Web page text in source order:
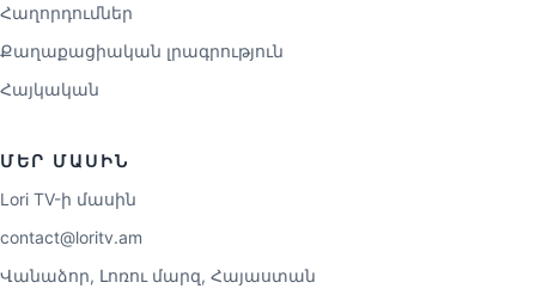
Հաղորդումներ
Քաղաքացիական լրագրություն
Հայկական
ՄԵՐ ՄԱՍԻՆ
Lori TV-ի մասին
contact@loritv.am
Վանաձոր, Լոռու մարզ, Հայաստան